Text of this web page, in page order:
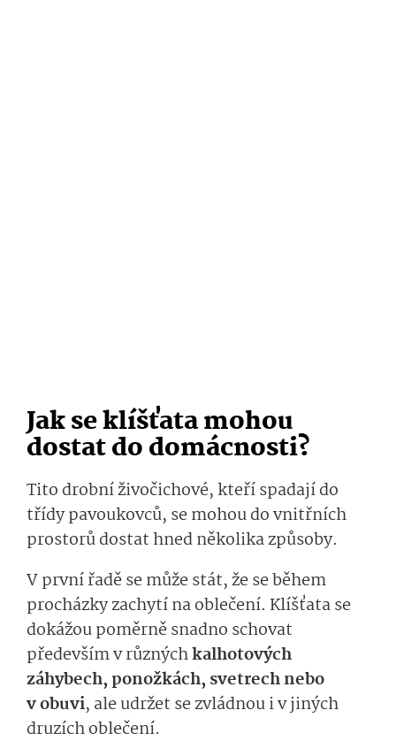
Jak se klíšťata mohou
dostat do domácnosti?
Tito drobní živočichové, kteří spadají do
třídy pavoukovců, se mohou do vnitřních
prostorů dostat hned několika způsoby.
V první řadě se může stát, že se během
procházky zachytí na oblečení. Klíšťata se
dokážou poměrně snadno schovat
především v různýchkalhotových
záhybech, ponožkách, svetrech nebo
v obuvi, ale udržet se zvládnou i v jiných
druzích oblečení.